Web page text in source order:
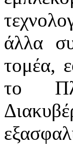
άλλα
τομέα,
το